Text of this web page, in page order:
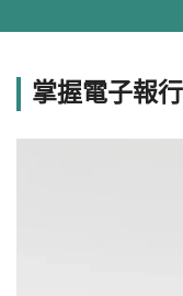
掌握電子報